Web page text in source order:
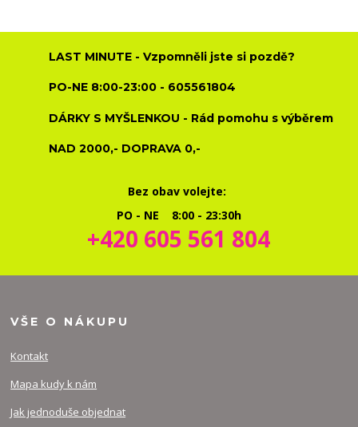
LAST MINUTE - Vzpomněli jste si pozdě?
PO-NE 8:00-23:00 - 605561804
DÁRKY S MYŠLENKOU - Rád pomohu s výběrem
NAD 2000,- DOPRAVA 0,-
Bez obav volejte:
PO - NE 8:00 - 23:30h
+420 605 561 804
VŠE O NÁKUPU
Kontakt
Mapa kudy k nám
Jak jednoduše objednat